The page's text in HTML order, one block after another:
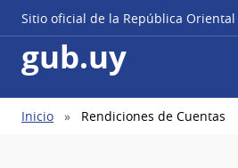
Sitio oficial de la República
gub.uy
Ruta
Inicio Rendiciones de Cuentas